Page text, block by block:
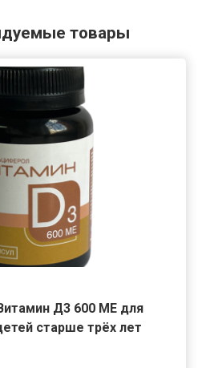
товары
Д3 600 МЕ для
старше трёх лет